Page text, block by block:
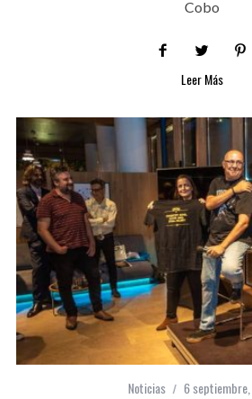
Cobo
Leer Más
Noticias 6